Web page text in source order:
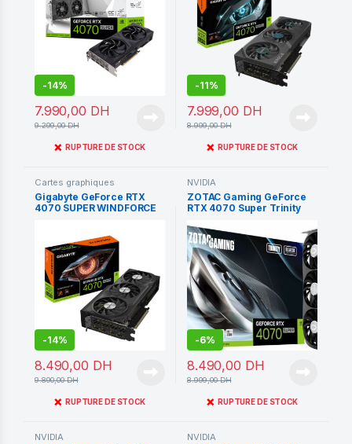
-14%
7.990,00 DH
9.299,00DH
❌ RUPTURE DE STOCK
-11%
7.999,00 DH
8.999,00DH
❌ RUPTURE DE STOCK
Cartes graphiques
Gigabyte GeForce RTX
4070 SUPER WINDFORCE
-14%
8.490,00 DH
9.890,00DH
❌ RUPTURE DE STOCK
NVIDIA
ZOTAC Gaming GeForce
RTX 4070 Super Trinity
GDDR6X
-6%
8.490,00 DH
8.999,00DH
❌ RUPTURE DE STOCK
NVIDIA NVIDIA